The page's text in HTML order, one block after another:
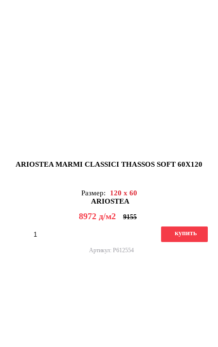
ARIOSTEA MARMI CLASSICI THASSOS SOFT 60X120
Размер:
120 x 60
ARIOSTEA
8972 д/м2 9155
купить
Артикул: P612554